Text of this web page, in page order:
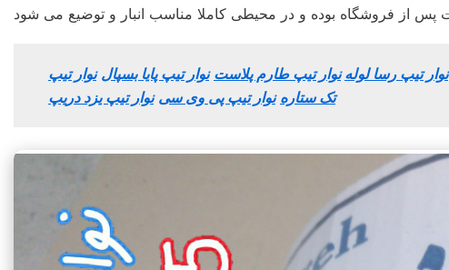
نوار تیپ رسا لوله نوار تیپ طارم پلاست نوار تیپ پایا بسپال نوار تیپ
تک ستاره نوار تیپ پی وی سی نوار تیپ یزد دریپ